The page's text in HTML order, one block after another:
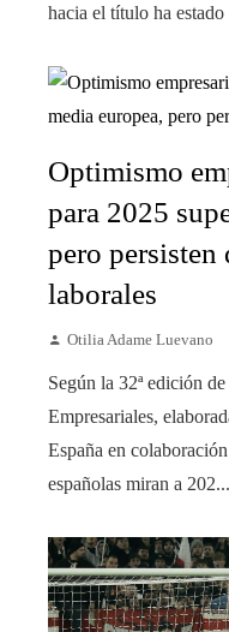
hacia el título ha estado
Optimismo
para 2025
pero persisten
laborales
Otilia Adame Luevano
Según la 32ª edición
Empresariales,
España en
españolas miran a 202...